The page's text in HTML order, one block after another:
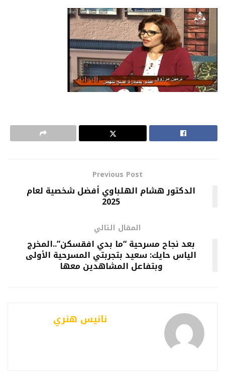
Previous Post
الدكتور هشام الهلباوي أفضل شخصية لعام
2025
المقال التالي
بعد نجاح مسرحية “ما بدي افقسكن”..المخرج
الياس حايك: سعيد بتجربتي المسرحية الأولى
وبتفاعل المشاهدين معها
نانيس هنري